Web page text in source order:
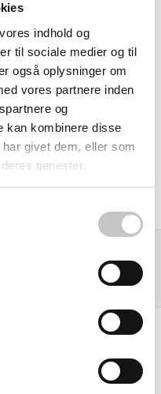
indhold og
til sociale medier og til
også oplysninger om
vores partnere inden
og
kan kombinere disse
givet dem, eller som
tjenester.